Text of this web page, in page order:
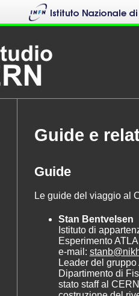
Guide e
Guide
Le guide del viaggio al
Stan Bentvelsen
Istituto di
Esperimento
e-mail:
Leader del
Dipartimento di
stato staff al